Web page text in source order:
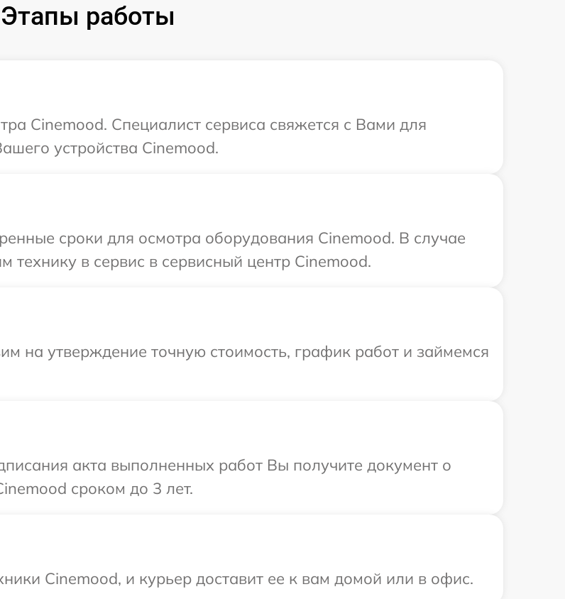
Этапы работы
Cinemood. Специалист сервиса свяжется с Вами для
устройства Cinemood.
сроки для осмотра оборудования Cinemood. В случае
в сервис в сервисный центр Cinemood.
на утверждение точную стоимость, график работ и займемся
акта выполненных работ Вы получите документ о
сроком до 3 лет.
Cinemood, и курьер доставит ее к вам домой или в офис.